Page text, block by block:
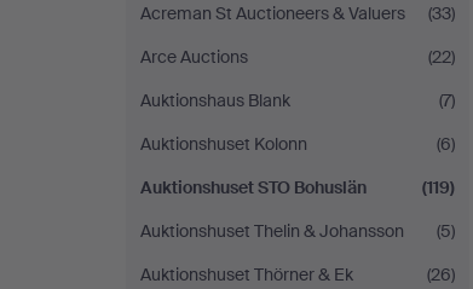
Acreman St Auctioneers & Valuers
(33)
Arce Auctions
(22)
Auktionshaus Blank
(7)
Auktionshuset Kolonn
(6)
Auktionshuset STO Bohuslän
(119)
Auktionshuset Thelin & Johansson
(5)
Auktionshuset Thörner & Ek
(26)